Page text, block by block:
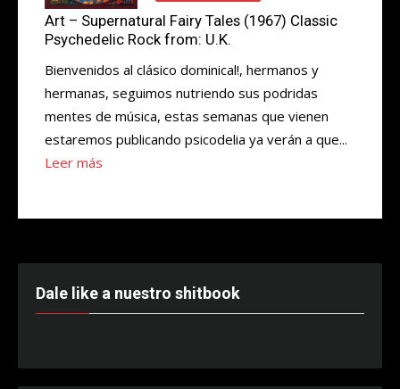
Art – Supernatural Fairy Tales (1967) Classic
Psychedelic Rock from: U.K.
Bienvenidos al clásico dominical!, hermanos y
hermanas, seguimos nutriendo sus podridas
mentes de música, estas semanas que vienen
estaremos publicando psicodelia ya verán a que...
Leer más
Dale like a nuestro shitbook